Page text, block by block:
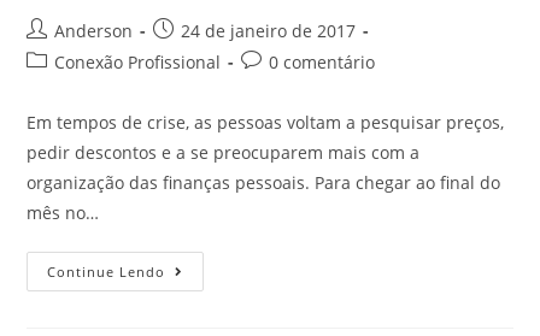
Anderson
24 de janeiro de 2017
Conexão Profissional
0 comentário
Em tempos de crise, as pessoas voltam a pesquisar preços,
pedir descontos e a se preocuparem mais com a
organização das finanças pessoais. Para chegar ao final do
mês no…
Continue Lendo